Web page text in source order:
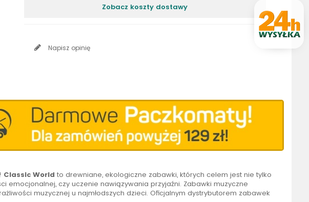
Zobacz koszty dostawy
Napisz opinię
Classic World to drewniane, ekologiczne zabawki, których celem jest nie tylko
emocjonalnej, czy uczenie nawiązywania przyjaźni. Zabawki muzyczne
muzycznej u najmłodszych dzieci. Oficjalnym dystrybutorem zabawek